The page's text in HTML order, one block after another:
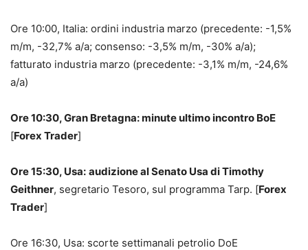
Ore 10:00, Italia: ordini industria marzo (precedente: -1,5%
m/m, -32,7% a/a; consenso: -3,5% m/m, -30% a/a);
fatturato industria marzo (precedente: -3,1% m/m, -24,6%
a/a)
Ore 10:30, Gran Bretagna:minute ultimo incontro BoE
[Forex Trader]
Ore 15:30, Usa: audizione al Senato Usa di Timothy
Geithner, segretario Tesoro, sul programma Tarp. [Forex
Trader]
Ore 16:30, Usa: scorte settimanali petrolio DoE